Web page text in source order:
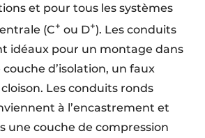
et pour tous les systèmes
(C+ ou D+). Les conduits
idéaux pour un montage dans
d’isolation, un faux
Les conduits ronds
à l’encastrement et
une couche de compression